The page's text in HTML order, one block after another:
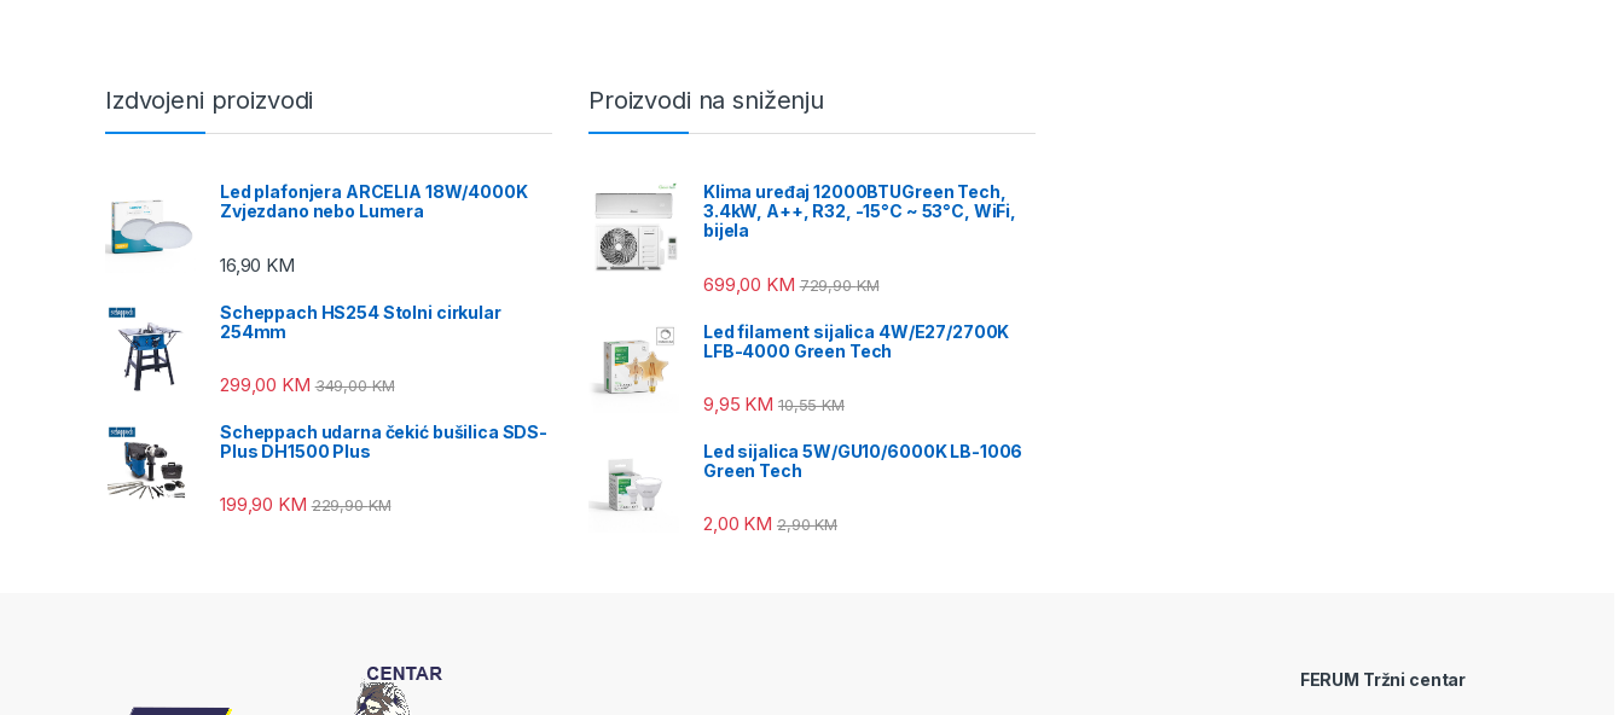
Izdvojeni proizvodi
Led plafonjera ARCELIA 18W/4000K
Zvjezdano nebo Lumera
16,90 KM
Scheppach HS254 Stolni cirkular
254mm
299,00 KM 349,00KM
Scheppach udarna čekić bušilica SDS-
Plus DH1500 Plus
199,90 KM 229,90KM
Proizvodi na sniženju
Klima uređaj 12000BTUGreen Tech,
3.4kW, A++, R32, -15°C ~ 53°C, WiFi,
bijela
699,00 KM 729,90KM
Led filament sijalica 4W/E27/2700K
LFB-4000 Green Tech
9,95 KM 10,55KM
Led sijalica 5W/GU10/6000K LB-1006
Green Tech
2,00 KM 2,90KM
FERUM Tržni centar